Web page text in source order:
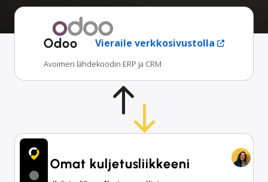
Odoo Vieraile verkkosivustolla
Avoimen lähdekoodin ERP ja CRM
Omat kuljetusliikkeeni